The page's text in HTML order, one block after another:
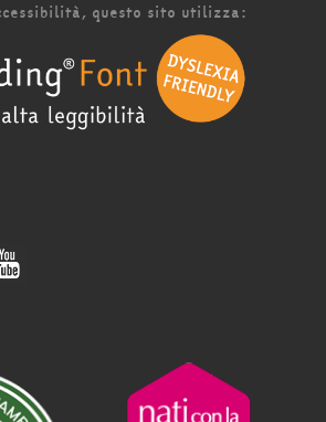
questo sito utilizza: